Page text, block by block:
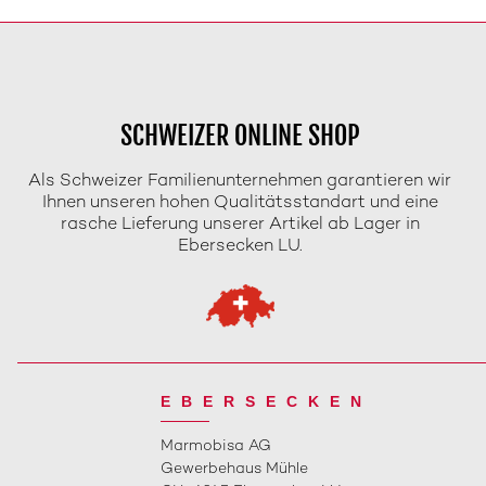
SCHWEIZER ONLINE SHOP
Als Schweizer Familienunternehmen garantieren wir
Ihnen unseren hohen Qualitätsstandart und eine
rasche Lieferung unserer Artikel ab Lager in
Ebersecken LU.
EBERSECKEN
Marmobisa AG
Gewerbehaus Mühle